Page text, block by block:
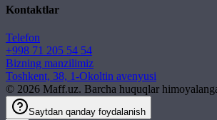
Kontaktlar
Telefon
+998 71 205 54 54
Bizning manzilimiz
Toshkent, 38, 1-Okoltin avenyusi
© 2026 Maff.uz. Barcha huquqlar
Saytdan qanday foydalanish